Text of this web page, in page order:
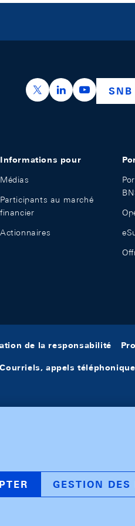
https://x.com/snb_bns
https://https://
SNB
Informations pour
Médias
Participants au marché
financier
Actionnaires
de la responsabilité
Courriels, appels
GESTION DES